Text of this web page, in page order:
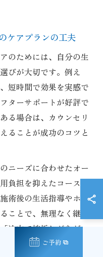
ケアプランの工夫
のためには、自分の生
びが大切です。例え
短時間で効果を実感で
ターサポートが好評で
る場合は、カウンセリ
ることが成功のコツと
ニーズに合わせたオー
負担を抑えたコース設
術後の生活指導やホー
ことで、無理なく継続
途中で挫折しがちだっ
続けられた」といった
ご予約